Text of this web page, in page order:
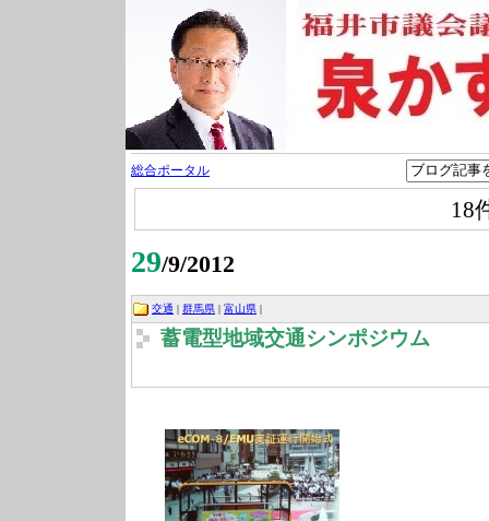
総合ポータル
18
29/9/2012
交通 | 群馬県 | 富山県 |
蓄電型地域交通シンポジウム